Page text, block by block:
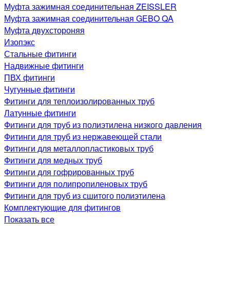
Муфта зажимная соединительная ZEISSLER
Муфта зажимная соединительная GEBO QA
Муфта двухстороняя
Изопэкс
Стальные фитинги
Надвижные фитинги
ПВХ фитинги
Чугунные фитинги
Фитинги для теплоизолированных труб
Латунные фитинги
Фитинги для труб из полиэтилена низкого давления
Фитинги для труб из нержавеющей стали
Фитинги для металлопластиковых труб
Фитинги для медных труб
Фитинги для гофрированных труб
Фитинги для полипропиленовых труб
Фитинги для труб из сшитого полиэтилена
Комплектующие для фитингов
Показать все